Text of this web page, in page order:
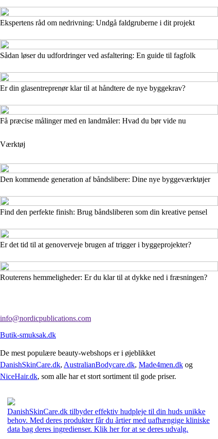
Ekspertens råd om nedrivning: Undgå faldgruberne i dit projekt
Sådan løser du udfordringer ved asfaltering: En guide til fagfolk
Er din glasentreprenør klar til at håndtere de nye byggekrav?
Få præcise målinger med en landmåler: Hvad du bør vide nu
Værktøj
Den kommende generation af båndslibere: Dine nye byggeværktøjer
Find den perfekte finish: Brug båndsliberen som din kreative pensel
Er det tid til at genoverveje brugen af trigger i byggeprojekter?
Routerens hemmeligheder: Er du klar til at dykke ned i fræsningen?
info@nordicpublications.com
Butik-smuksak.dk
De mest populære beauty-webshops er i øjeblikket
DanishSkinCare.dk, AustralianBodycare.dk, Made4men.dk og
NiceHair.dk, som alle har et stort sortiment til gode priser.
DanishSkinCare.dk tilbyder effektiv hudpleje til din huds unikke
behov. Med deres produkter får du årtier med uafhængige kliniske
data bag deres ingredienser. Klik her for at se deres udvalg.